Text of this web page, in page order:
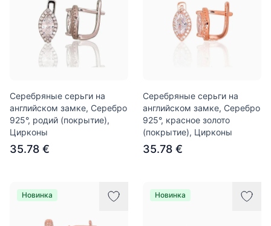
Серебряные серьги на
английском замке, Серебро
925°, родий (покрытие),
Цирконы
35.78 €
Серебряные серьги на
английском замке, Серебро
925°, красное золото
(покрытие), Цирконы
35.78 €
Новинка Новинка